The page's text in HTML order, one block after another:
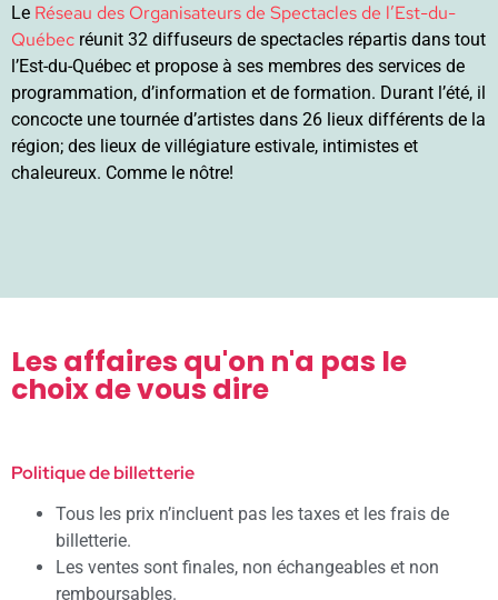
Le Réseau des Organisateurs de Spectacles de l’Est-du-
Québec réunit 32 diffuseurs de spectacles répartis dans tout
l’Est-du-Québec et propose à ses membres des services de
programmation, d’information et de formation. Durant l’été, il
concocte une tournée d’artistes dans 26 lieux différents de la
région; des lieux de villégiature estivale, intimistes et
chaleureux. Comme le nôtre!
Les affaires qu'on n'a pas le
choix de vous dire
Politique de billetterie
Tous les prix n’incluent pas les taxes et les frais de
billetterie.
Les ventes sont finales, non échangeables et non
remboursables.